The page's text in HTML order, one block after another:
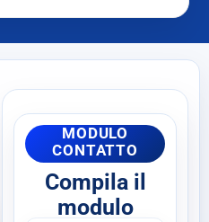
MODULO
CONTATTO
Compila il
modulo